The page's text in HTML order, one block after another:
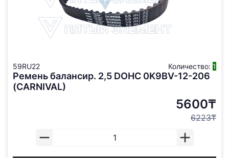
59RU22 Количество: 1
Ремень балансир. 2,5 DOHC 0K9BV-12-206
(CARNIVAL)
5600₸
6223₸